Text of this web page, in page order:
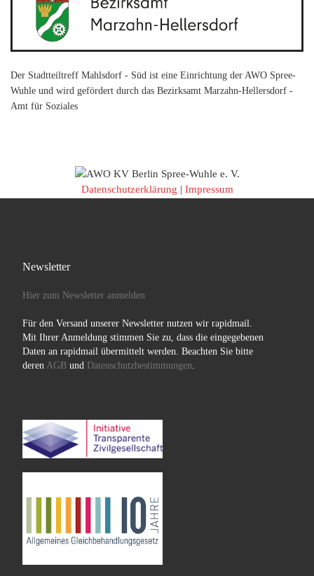
Der Stadtteiltreff Mahlsdorf - Süd ist eine Einrichtung der AWO Spree-
Wuhle und wird gefördert durch das Bezirksamt Marzahn-Hellersdorf -
Amt für Soziales
Datenschutzerklärung | Impressum
Newsletter
Hier zum Newsletter anmelden
Für den Versand unserer Newsletter nutzen wir rapidmail.
Mit Ihrer Anmeldung stimmen Sie zu, dass die eingegebenen
Daten an rapidmail übermittelt werden. Beachten Sie bitte
deren AGBund Datenschutzbestimmungen